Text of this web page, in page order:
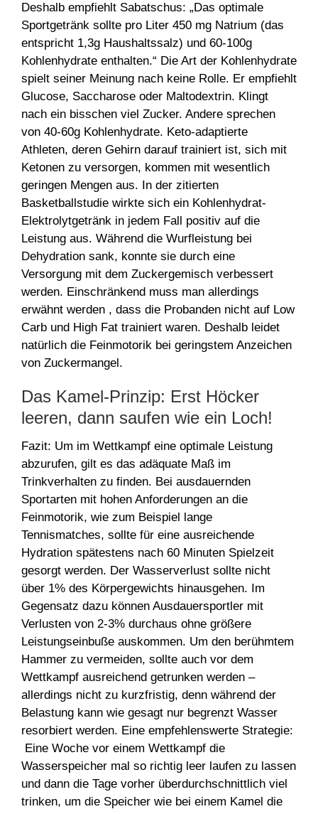
Deshalb empfiehlt Sabatschus: „Das optimale
Sportgetränk sollte pro Liter 450 mg Natrium (das
entspricht 1,3g Haushaltssalz) und 60-100g
Kohlenhydrate enthalten.“ Die Art der Kohlenhydrate
spielt seiner Meinung nach keine Rolle. Er empfiehlt
Glucose, Saccharose oder Maltodextrin. Klingt
nach ein bisschen viel Zucker. Andere sprechen
von 40-60g Kohlenhydrate. Keto-adaptierte
Athleten, deren Gehirn darauf trainiert ist, sich mit
Ketonen zu versorgen, kommen mit wesentlich
geringen Mengen aus. In der zitierten
Basketballstudie wirkte sich ein Kohlenhydrat-
Elektrolytgetränk in jedem Fall positiv auf die
Leistung aus. Während die Wurfleistung bei
Dehydration sank, konnte sie durch eine
Versorgung mit dem Zuckergemisch verbessert
werden. Einschränkend muss man allerdings
erwähnt werden , dass die Probanden nicht auf Low
Carb und High Fat trainiert waren. Deshalb leidet
natürlich die Feinmotorik bei geringstem Anzeichen
von Zuckermangel.
Das Kamel-Prinzip: Erst Höcker
leeren, dann saufen wie ein Loch!
Fazit: Um im Wettkampf eine optimale Leistung
abzurufen, gilt es das adäquate Maß im
Trinkverhalten zu finden. Bei ausdauernden
Sportarten mit hohen Anforderungen an die
Feinmotorik, wie zum Beispiel lange
Tennismatches, sollte für eine ausreichende
Hydration spätestens nach 60 Minuten Spielzeit
gesorgt werden. Der Wasserverlust sollte nicht
über 1% des Körpergewichts hinausgehen. Im
Gegensatz dazu können Ausdauersportler mit
Verlusten von 2-3% durchaus ohne größere
Leistungseinbuße auskommen. Um den berühmtem
Hammer zu vermeiden, sollte auch vor dem
Wettkampf ausreichend getrunken werden –
allerdings nicht zu kurzfristig, denn während der
Belastung kann wie gesagt nur begrenzt Wasser
resorbiert werden. Eine empfehlenswerte Strategie:
Eine Woche vor einem Wettkampf die
Wasserspeicher mal so richtig leer laufen zu lassen
und dann die Tage vorher überdurchschnittlich viel
trinken, um die Speicher wie bei einem Kamel die